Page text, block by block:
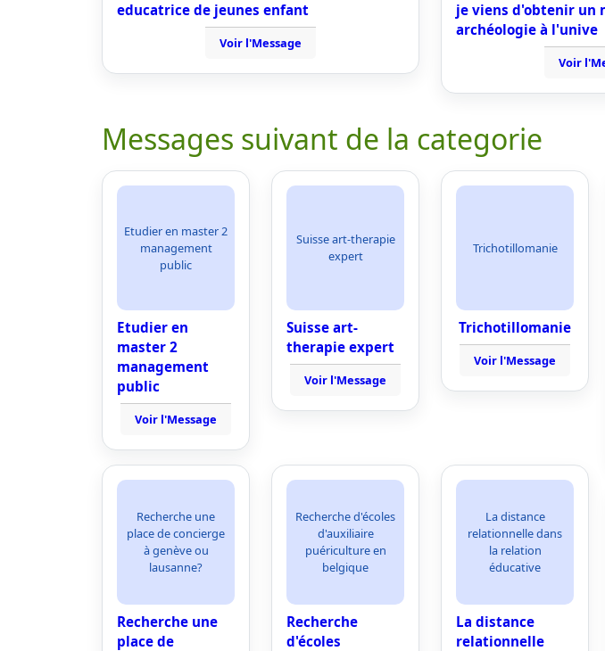
educatrice de jeunes enfant
Voir l'Message
je viens d'obtenir un
archéologie à l'unive
Voir
Messages suivant de la categorie
Etudier en master 2
management
public
Etudier en
master 2
management
public
Voir l'Message
Suisse art-therapie
expert
Suisse art-
therapie expert
Voir l'Message
Trichotillomanie
Trichotillomanie
Voir l'Message
Recherche une
place de concierge
à genève ou
lausanne?
Recherche une
place de
Recherche d'écoles
d'auxiliaire
puériculture en
belgique
Recherche
d'écoles
La distance
relationnelle dans
la relation
éducative
La distance
relationnelle